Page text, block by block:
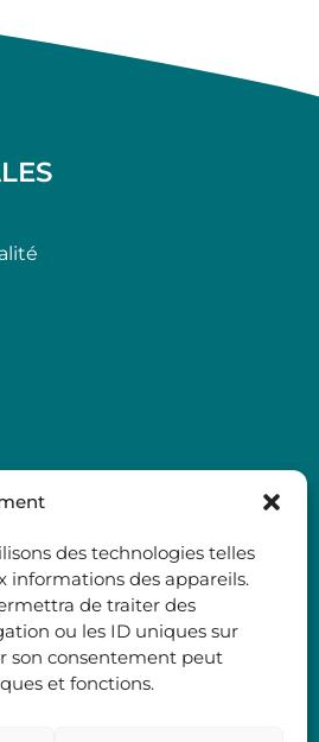
des technologies telles
informations des appareils.
de traiter des
ou les ID uniques sur
son consentement peut
et fonctions.